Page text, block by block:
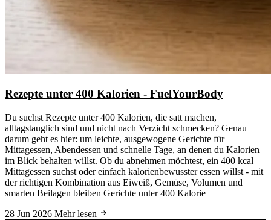
Rezepte unter 400 Kalorien - FuelYourBody
Du suchst Rezepte unter 400 Kalorien, die satt machen,
alltagstauglich sind und nicht nach Verzicht schmecken? Genau
darum geht es hier: um leichte, ausgewogene Gerichte für
Mittagessen, Abendessen und schnelle Tage, an denen du Kalorien
im Blick behalten willst. Ob du abnehmen möchtest, ein 400 kcal
Mittagessen suchst oder einfach kalorienbewusster essen willst - mit
der richtigen Kombination aus Eiweiß, Gemüse, Volumen und
smarten Beilagen bleiben Gerichte unter 400 Kalorie
28 Jun 2026 Mehr lesen